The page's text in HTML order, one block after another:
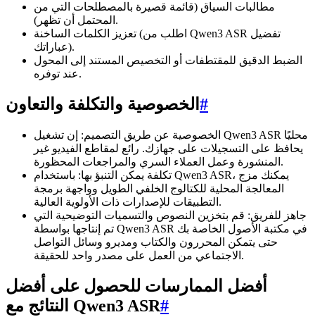
مطالبات السياق (قائمة قصيرة بالمصطلحات التي من
المحتمل أن تظهر).
تعزيز الكلمات الساخنة (اطلب من Qwen3 ASR تفضيل
عباراتك).
الضبط الدقيق للمقتطفات أو التخصيص المستند إلى المحول
عند توفره.
الخصوصية والتكلفة والتعاون #
الخصوصية عن طريق التصميم: إن تشغيل Qwen3 ASR محليًا
يحافظ على التسجيلات على جهازك. رائع لمقاطع الفيديو غير
المنشورة وعمل العملاء السري والمراجعات المحظورة.
تكلفة يمكن التنبؤ بها: باستخدام Qwen3 ASR، يمكنك مزج
المعالجة المحلية للكتالوج الخلفي الطويل وواجهة برمجة
التطبيقات للإصدارات ذات الأولوية العالية.
جاهز للفريق: قم بتخزين النصوص والتسميات التوضيحية التي
تم إنتاجها بواسطة Qwen3 ASR في مكتبة الأصول الخاصة بك
حتى يتمكن المحررون والكتاب ومديرو وسائل التواصل
الاجتماعي من العمل على مصدر واحد للحقيقة.
أفضل الممارسات للحصول على أفضل
النتائج مع Qwen3 ASR#